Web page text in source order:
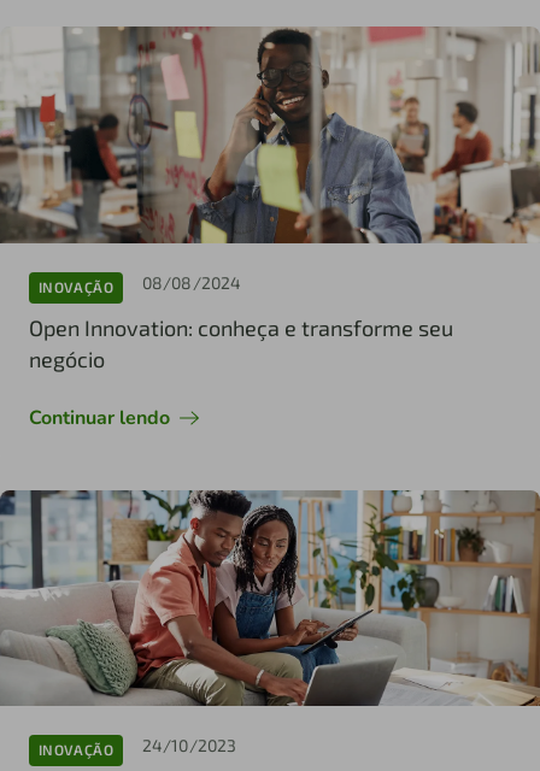
INOVAÇÃO 08/08/2024
Open Innovation: conheça e transforme seu
negócio
Continuar lendo
INOVAÇÃO 24/10/2023